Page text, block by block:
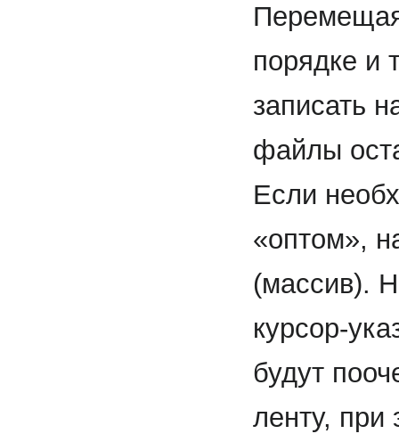
порядке и
записать
файлы
Если
«оптом»,
(массив).
курсор-
будут
ленту,